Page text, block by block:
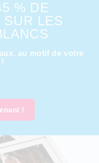
% DE
SUR LES
au motif de votre
!